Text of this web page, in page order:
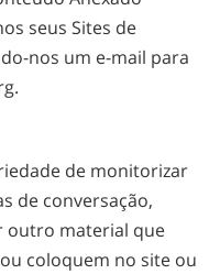
seus Sites de
nos um e-mail para
.
de monitorizar
de conversação,
outro material que
coloquem no site ou